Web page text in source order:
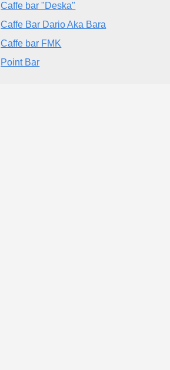
Caffe bar "Deska"
Caffe Bar Dario Aka Bara
Caffe bar FMK
Point Bar